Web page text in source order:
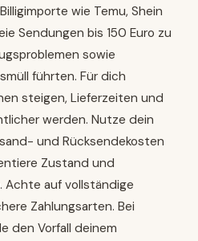
wie Temu, Shein
Sendungen bis 150 Euro zu
sowie
führten. Für dich
steigen, Lieferzeiten und
werden. Nutze dein
und Rücksendekosten
Zustand und
Achte auf vollständige
Zahlungsarten. Bei
den Vorfall deinem